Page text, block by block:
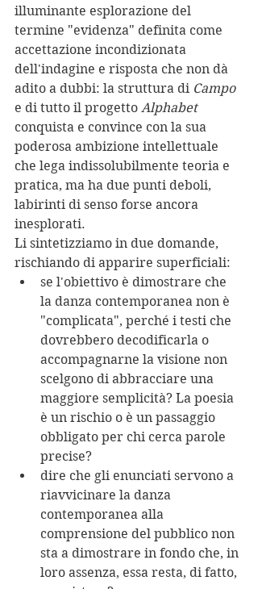
illuminante esplorazione del
termine "evidenza" definita come
accettazione incondizionata
dell'indagine e risposta che non dà
adito a dubbi: la struttura di Campo
e di tutto il progetto Alphabet
conquista e convince con la sua
poderosa ambizione intellettuale
che lega indissolubilmente teoria e
pratica, ma ha due punti deboli,
labirinti di senso forse ancora
inesplorati.
Li sintetizziamo in due domande,
rischiando di apparire superficiali:
se l'obiettivo è dimostrare che
la danza contemporanea non è
"complicata", perché i testi che
dovrebbero decodificarla o
accompagnarne la visione non
scelgono di abbracciare una
maggiore semplicità? La poesia
è un rischio o è un passaggio
obbligato per chi cerca parole
precise?
dire che gli enunciati servono a
riavvicinare la danza
contemporanea alla
comprensione del pubblico non
sta a dimostrare in fondo che, in
loro assenza, essa resta, di fatto,